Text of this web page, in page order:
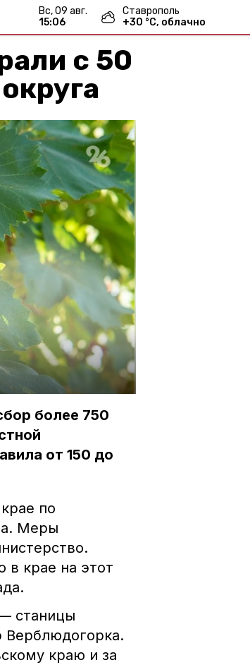
вс, 09 авг.
15:06
Ставрополь
+30 °С, облачно
с 50
более 750
от 150 до
по
Меры
в крае на этот
станицы
Верблюдогорка.
краю и за